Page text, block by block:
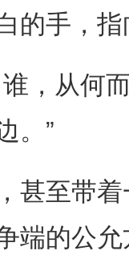
手，指
，从何
。”
至带着
端的公